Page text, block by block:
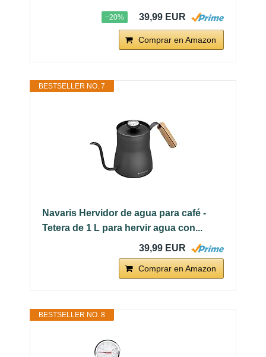
−20% 39,99 EUR
Comprar en Amazon
BESTSELLER NO. 7
Navaris Hervidor de agua para café -
Tetera de 1 L para hervir agua con...
39,99 EUR
Comprar en Amazon
BESTSELLER NO. 8